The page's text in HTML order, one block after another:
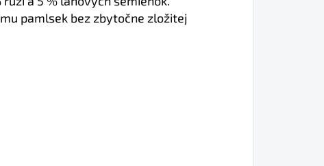
pamlsek bez zbytočne zložitej